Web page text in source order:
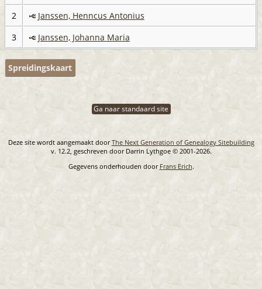
2
Janssen, Henncus Antonius
3
Janssen, Johanna Maria
Spreidingskaart
Ga naar standaard site
Deze site wordt aangemaakt doorThe Next Generation of Genealogy Sitebuilding
v. 12.2, geschreven door Darrin Lythgoe © 2001-2026.
Gegevens onderhouden door Frans Erich.